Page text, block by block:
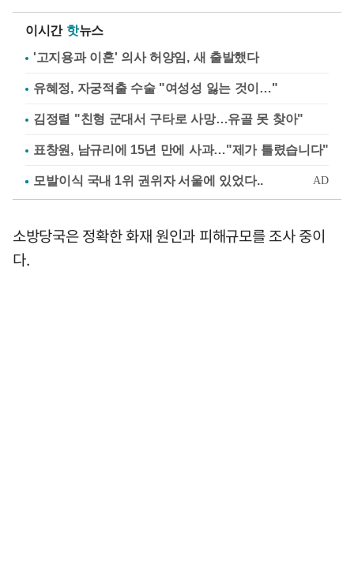
이시간 핫뉴스
'고지용과 이혼' 의사 허양임, 새 출발했다
유혜정, 자궁적출 수술 "여성성 잃는 것이…"
김정렬 "친형 군대서 구타로 사망…유골 못 찾아"
표창원, 남규리에 15년 만에 사과…"제가 틀렸습니다"
소방당국은 정확한 화재 원인과 피해규모를 조사 중이
다.